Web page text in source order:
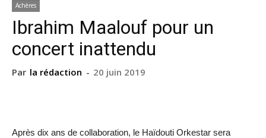
Achères
Ibrahim Maalouf pour un
concert inattendu
Par la rédaction - 20 juin 2019
Après dix ans de collaboration, le Haïdouti Orkestar sera